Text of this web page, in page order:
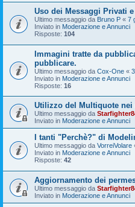
Uso dei Messaggi Privati
Ultimo messaggio da Bruno P « 7
Inviato in Moderazione e Annunci
Risposte: 104
Immagini tratte da
pubblicare.
Ultimo messaggio da Cox-One «
Inviato in Moderazione e Annunci
Risposte: 16
Utilizzo del Multiquote nei
Ultimo messaggio da
Inviato in Moderazione e Annunci
I tanti "Perchè?" di
Ultimo messaggio da VorreiVolare
Inviato in Moderazione e Annunci
Risposte: 42
Aggiornamento dei
Ultimo messaggio da
Inviato in Moderazione e Annunci